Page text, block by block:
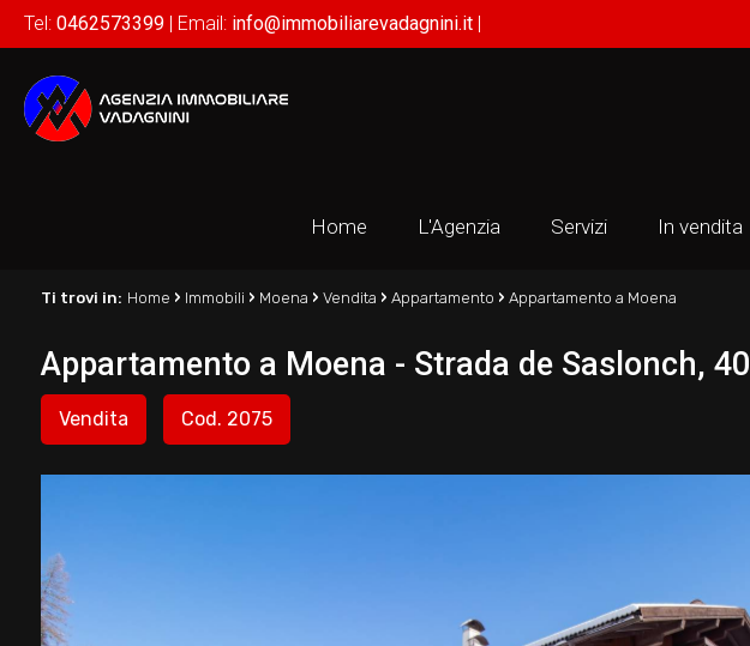
Home L'Agenzia Servizi In vendita
Tel: 0462573399 | Email: info@immobiliarevadagnini.it |
Ti trovi in: Home › Immobili › Moena › Vendita › Appartamento › Appartamento a Moena
Appartamento a Moena - Strada de Saslonch, 40
Vendita Cod. 2075